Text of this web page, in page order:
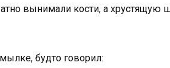
вынимали кости, а
будто говорил: